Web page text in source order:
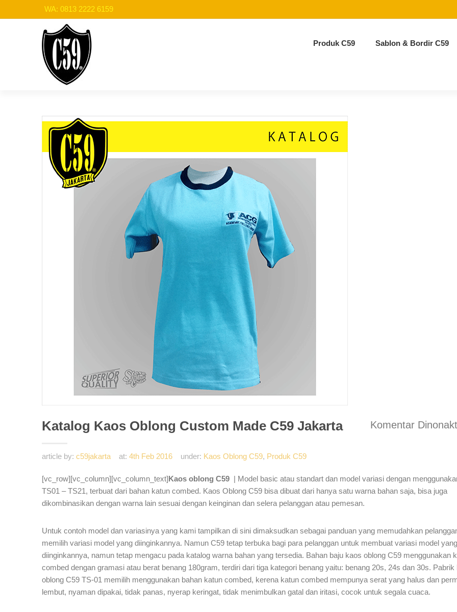
WA: 0813 2222 6159
Produk C59 Sablon & Bordir C59
Katalog Kaos Oblong Custom Made C59 Jakarta Komentar
article by: c59jakarta at: 4th Feb 2016 under: Kaos Oblong C59, Produk C59
[vc_row][vc_column][vc_column_text]Kaos oblong C59 | Model basic atau standart dan model variasi dengan
TS01 – TS21, terbuat dari bahan katun combed. Kaos Oblong C59 bisa dibuat dari hanya satu warna bahan saja, bisa juga
dikombinasikan dengan warna lain sesuai dengan keinginan dan selera pelanggan atau pemesan.
Untuk contoh model dan variasinya yang kami tampilkan di sini dimaksudkan sebagai panduan yang memudahkan
memilih variasi model yang diinginkannya. Namun C59 tetap terbuka bagi para pelanggan untuk membuat variasi model yang
diinginkannya, namun tetap mengacu pada katalog warna bahan yang tersedia. Bahan baju kaos oblong C59 menggunakan
combed dengan gramasi atau berat benang 180gram, terdiri dari tiga kategori benang yaitu: benang 20s, 24s dan 30s. Pabrik
oblong C59 TS-01 memilih menggunakan bahan katun combed, kerena katun combed mempunya serat yang halus dan
lembut, nyaman dipakai, tidak panas, nyerap keringat, tidak menimbulkan gatal dan iritasi, cocok untuk segala cuaca.